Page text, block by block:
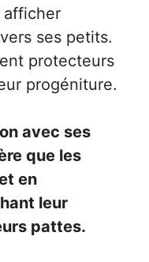
afficher
ses petits.
protecteurs
progéniture.
avec ses
que les
en
leur
pattes.